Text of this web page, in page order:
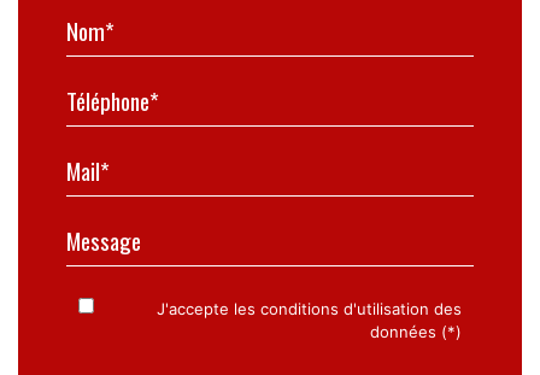
Nom*
Téléphone*
Mail*
Message
J'accepte les conditions d'utilisation des
données (*)